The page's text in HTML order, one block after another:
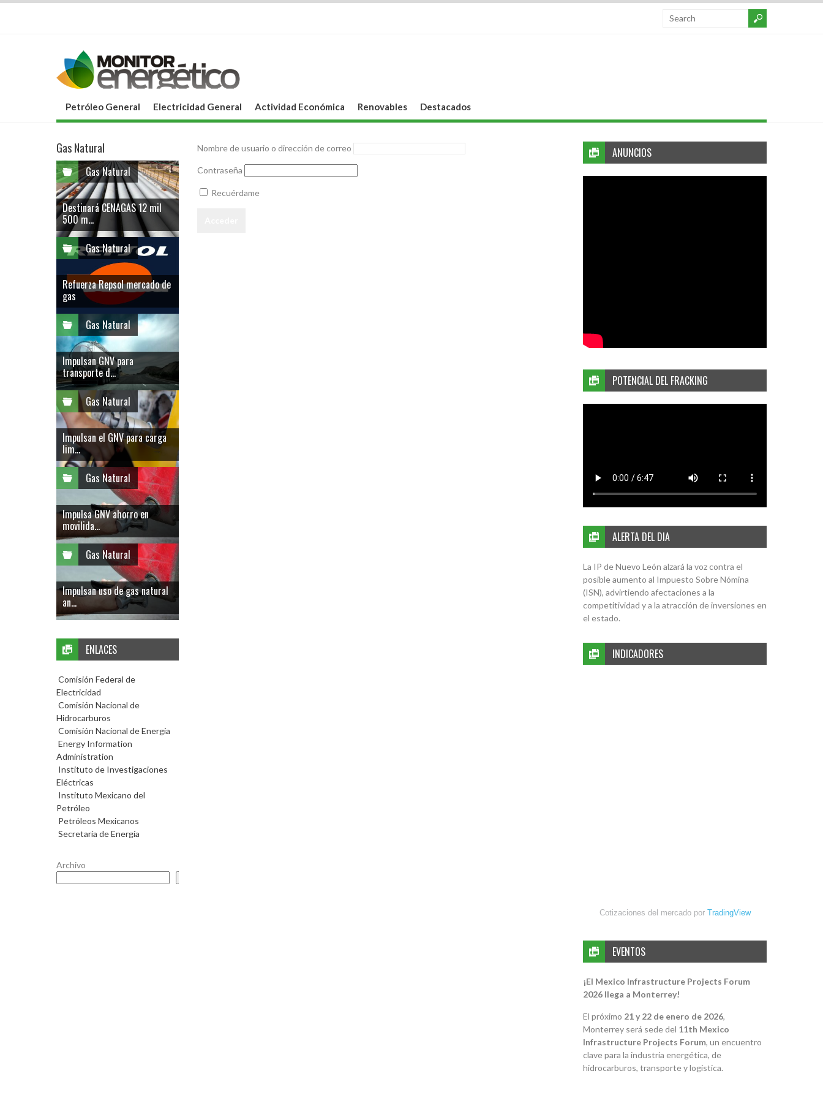
Petróleo General Electricidad General Actividad Económica Renovables Destacados
Nombre de usuario o dirección de correo
Contraseña
Recuérdame
ANUNCIOS
POTENCIAL DEL FRACKING
ALERTA DEL DIA
La IP de Nuevo León alzará la voz contra el
posible aumento al Impuesto Sobre Nómina
(ISN), advirtiendo afectaciones a la
competitividad y a la atracción de inversiones en
el estado.
INDICADORES
Cotizaciones del mercado por TradingView
EVENTOS
¡El Mexico Infrastructure Projects Forum
2026 llega a Monterrey!
El próximo 21 y 22 de enero de 2026,
Monterrey será sede del 11th Mexico
Infrastructure Projects Forum, un encuentro
clave para la industria energética, de
hidrocarburos, transporte y logística.
Gas Natural
Gas Natural
Destinará CENAGAS 12 mil
500 m...
Gas Natural
Refuerza Repsol mercado de
gas
Gas Natural
Impulsan GNV para
transporte d...
Gas Natural
Impulsan el GNV para carga
lim...
Gas Natural
Impulsa GNV ahorro en
movilida...
Gas Natural
Impulsan uso de gas natural
an...
ENLACES
Comisión Federal de
Electricidad
Comisión Nacional de
Hidrocarburos
Comisión Nacional de Energía
Energy Information
Administration
Instituto de Investigaciones
Eléctricas
Instituto Mexicano del
Petróleo
Petróleos Mexicanos
Secretaría de Energía
Archivo